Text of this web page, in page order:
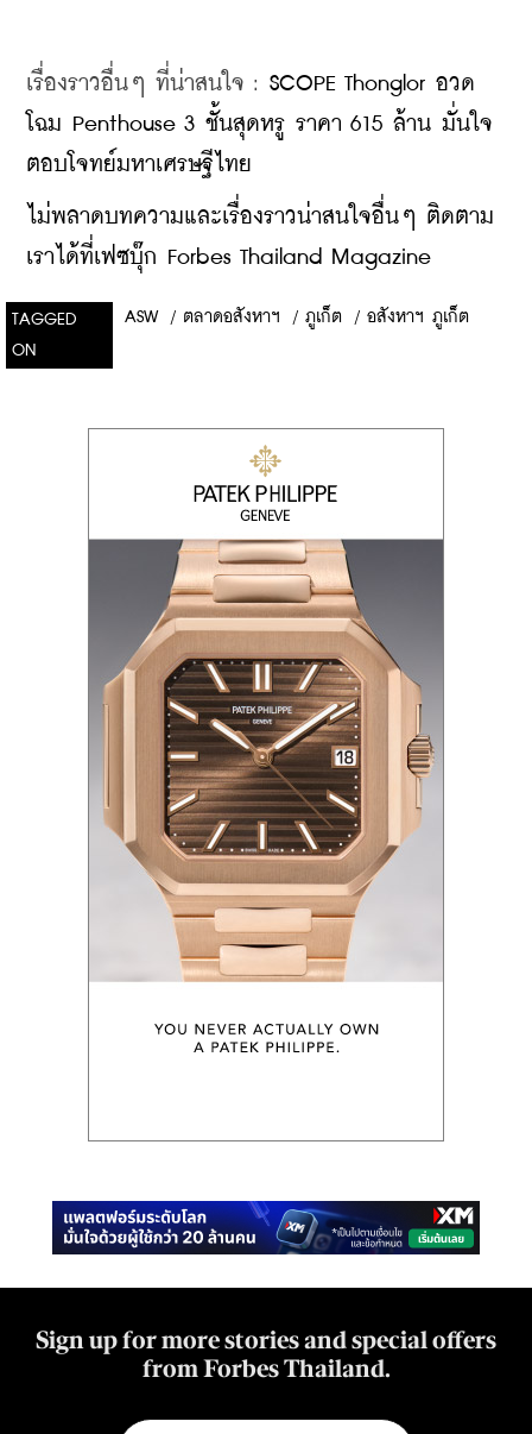
เรื่องราวอื่นๆ ที่น่าสนใจ : SCOPE Thonglor อวด
โฉม Penthouse 3 ชั้นสุดหรู ราคา 615 ล้าน มั่นใจ
ตอบโจทย์มหาเศรษฐีไทย
ไม่พลาดบทความและเรื่องราวน่าสนใจอื่นๆ ติดตาม
เราได้ที่เฟซบุ๊ก Forbes Thailand Magazine
TAGGED
ON
ASW / ตลาดอสังหาฯ / ภูเก็ต / อสังหาฯ ภูเก็ต
Sign up for more stories and special offers
from Forbes Thailand.